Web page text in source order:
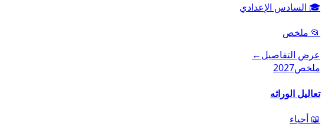
🎓 السادس الإعدادي
📂 ملخص
عرض التفاصيل←
ملخص2027
تعاليل الوراثه
📖 أحياء